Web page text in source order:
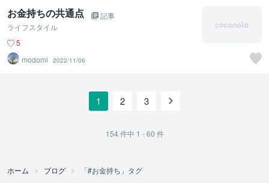
お金持ちの共通点
記事
ライフスタイル
5
mogomi
2022/11/06
1 2 3
154件中 1 - 60 件
ホーム ブログ 「#お金持ち」タグ